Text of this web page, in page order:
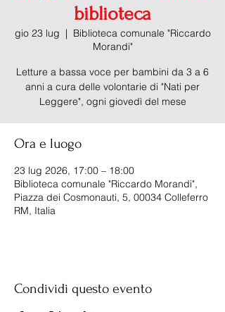
biblioteca
gio 23 lug
  |
Biblioteca comunale "Riccardo
Morandi"
Letture a bassa voce per bambini da 3 a 6
anni a cura delle volontarie di "Nati per
Leggere", ogni giovedì del mese
Ora e luogo
23 lug 2026, 17:00 – 18:00
Biblioteca comunale "Riccardo Morandi",
Piazza dei Cosmonauti, 5, 00034 Colleferro
RM, Italia
Condividi questo evento